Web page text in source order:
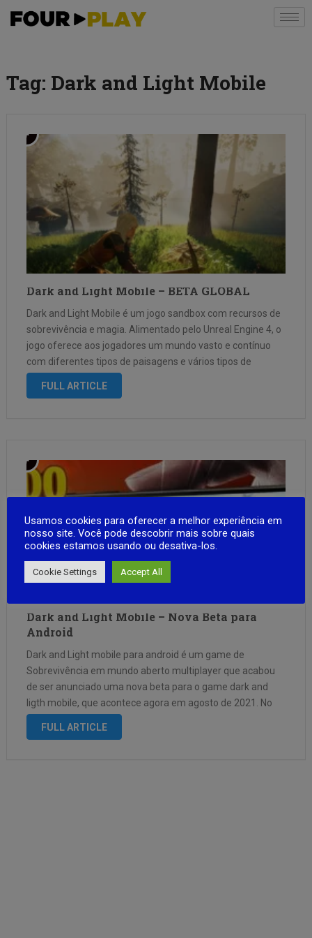
Tag: Dark and Light Mobile
Dark and Light Mobile – BETA GLOBAL
Dark and Light Mobile é um jogo sandbox com recursos de
sobrevivência e magia. Alimentado pelo Unreal Engine 4, o
jogo oferece aos jogadores um mundo vasto e contínuo
com diferentes tipos de paisagens e vários tipos de
criaturas fantásticas que as habitam. Aqui você pode …
FULL ARTICLE
Dark and Light Mobile – Nova Beta para
Android
Dark and Light mobile para android é um game de
Sobrevivência em mundo aberto multiplayer que acabou
de ser anunciado uma nova beta para o game dark and
ligth mobile, que acontece agora em agosto de 2021. No
game é possivel Personalizar seu personagem e
FULL ARTICLE
Usamos cookies para oferecer a melhor experiência em
nosso site. Você pode descobrir mais sobre quais
cookies estamos usando ou desativa-los.
Cookie Settings Accept All